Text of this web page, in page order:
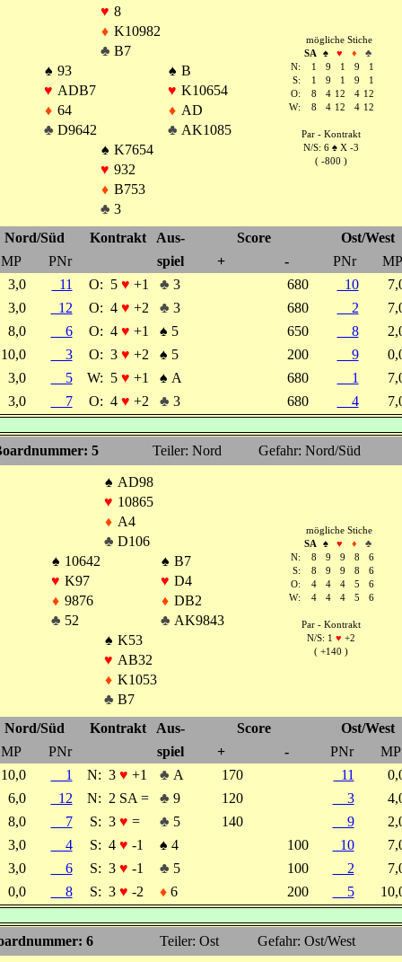
♥ 8
♦ K10982
♣ B7
♠ 93 ♠ B
♥ ADB7 ♥ K10654
♦ 64 ♦ AD
♣ D9642 ♣ AK1085
♠ K7654
♥ 932
♦ B753
♣ 3
mögliche Stiche
SA
♠ ♥ ♦
♣
N:
1 9 1 9
1
S:
1 9 1 9
1
O:
8 4 12 4 12
W:
8 4 12 4 12
Par - Kontrakt
N/S: 6 ♠ X -3
( -800 )
Nord/Süd Kontrakt Aus- Score
Ost/West
MP
PNr spiel + - PNr
MP
3,0
11 O: 5 ♥ +1 ♣ 3 680 10
3,0
12 O: 4 ♥ +2 ♣ 3 680 2
8,0
6 O: 4 ♥ +1 ♠ 5 650 8
10,0
3 O: 3 ♥ +2 ♠ 5 200 9
3,0
5 W: 5 ♥ +1 ♠ A 680 1
3,0
7 O: 4 ♥ +2 ♣ 3 680 4
5 Teiler: Nord Gefahr: Nord/Süd
♠ AD98
♥ 10865
♦ A4
♣ D106
♠ 10642 ♠ B7
♥ K97 ♥ D4
♦ 9876 ♦ DB2
♣ 52 ♣ AK9843
♠ K53
♥ AB32
♦ K1053
♣ B7
mögliche Stiche
SA
♠ ♥ ♦
♣
N:
8 9 9 8
6
S:
8 9 9 8
6
O:
4 4 4 5
6
W:
4 4 4 5 6
Par - Kontrakt
N/S: 1 ♥ +2
( +140 )
Nord/Süd Kontrakt Aus- Score
Ost/West
MP
PNr spiel + - PNr
MP
10,0
1 N: 3 ♥ +1 ♣ A 170 11
6,0
12 N: 2 SA = ♣ 9 120 3
8,0
7 S: 3 ♥ = ♣ 5 140 9
3,0
4 S: 4 ♥ -1 ♠ 4 100 10
3,0
6 S: 3 ♥ -1 ♣ 5 100 2
0,0
8 S: 3 ♥ -2 ♦6 200 5
6 Teiler: Ost Gefahr: Ost/West